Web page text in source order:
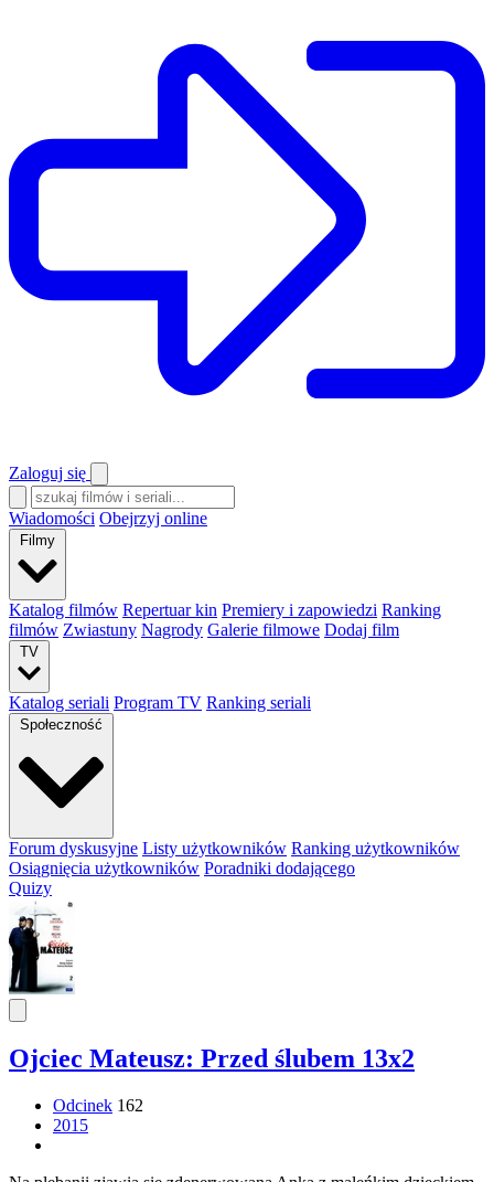
Zaloguj się
Wiadomości Obejrzyj online
Filmy
Katalog filmów Repertuar kin Premiery i zapowiedzi Ranking
filmów Zwiastuny Nagrody Galerie filmowe Dodaj film
TV
Katalog seriali Program TV Ranking seriali
Społeczność
Forum dyskusyjne Listy użytkowników Ranking użytkowników
Osiągnięcia użytkowników Poradniki dodającego
Quizy
Ojciec Mateusz: Przed ślubem 13x2
Odcinek 162
2015